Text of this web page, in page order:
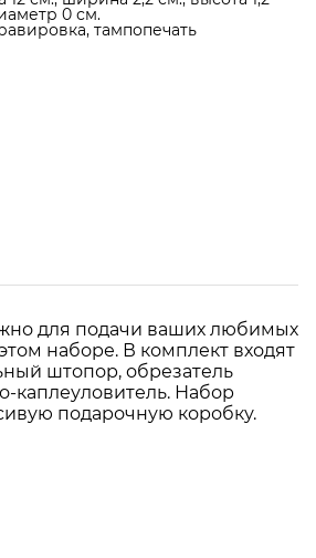
0 см.
тампопечать
для подачи ваших любимых
наборе. В комплект входят
штопор, обрезатель
каплеуловитель. Набор
подарочную коробку.